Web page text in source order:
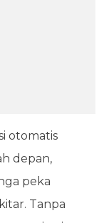
otomatis
depan,
peka
Tanpa